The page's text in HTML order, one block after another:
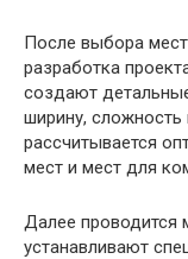
После выбора
разработка
создают
ширину, сложность
рассчитывается
мест и мест для
Далее проводится
устанавливают